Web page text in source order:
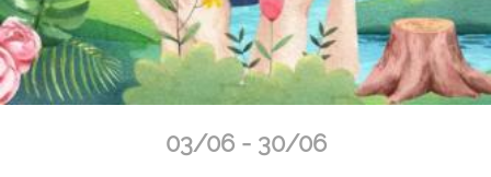
03/06 - 30/06